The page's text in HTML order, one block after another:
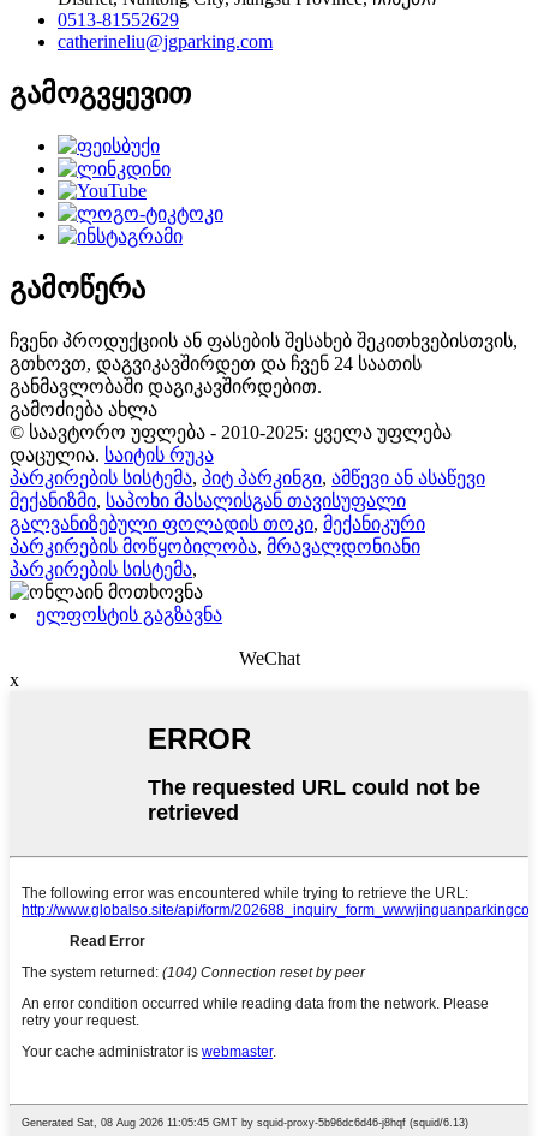
0513-81552629
catherineliu@jgparking.com
გამოგვყევით
გამოწერა
ჩვენი პროდუქციის ან ფასების შესახებ შეკითხვებისთვის,
გთხოვთ, დაგვიკავშირდეთ და ჩვენ 24 საათის
განმავლობაში დაგიკავშირდებით.
გამოძიება ახლა
© საავტორო უფლება - 2010-2025: ყველა უფლება
დაცულია. საიტის რუკა
პარკირების სისტემა, პიტ პარკინგი, ამწევი ან ასაწევი
მექანიზმი, საპოხი მასალისგან თავისუფალი
გალვანიზებული ფოლადის თოკი, მექანიკური
პარკირების მოწყობილობა, მრავალდონიანი
პარკირების სისტემა,
ელფოსტის გაგზავნა
WeChat
x